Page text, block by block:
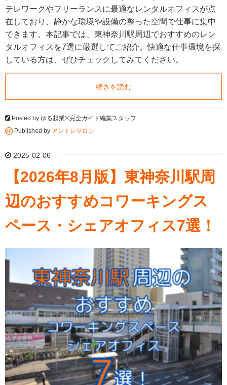
テレワークやフリーランスに最適なレンタルオフィスが点
在しており、静かな環境や設備の整った空間で仕事に集中
できます。本記事では、東神奈川駅周辺でおすすめのレン
タルオフィスを7選に厳選してご紹介。快適な仕事環境を探
している方は、ぜひチェックしてみてください。
続きを読む
Posted by ゆる起業®完全ガイド編集スタッフ
Published by アントレサロン
2025-02-06
【2026年8月版】東神奈川駅周
辺のおすすめコワーキングス
ペース・シェアオフィス7選！